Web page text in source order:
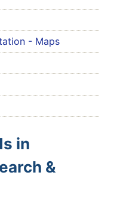
- Maps
in
&